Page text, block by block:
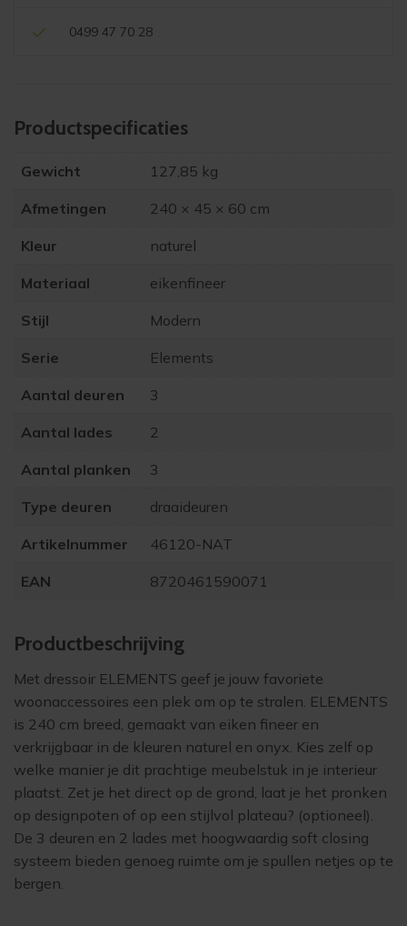
0499 47 70 28
Product­specificaties
Gewicht 127,85 kg
Afmetingen 240 × 45 × 60 cm
Kleur naturel
Materiaal eikenfineer
Stijl Modern
Serie Elements
Aantal deuren 3
Aantal lades 2
Aantal planken 3
Type deuren draaideuren
Artikelnummer 46120-NAT
EAN 8720461590071
Product­beschrijving
Met dressoir ELEMENTS geef je jouw favoriete
woonaccessoires een plek om op te stralen. ELEMENTS
is 240 cm breed, gemaakt van eiken fineer en
verkrijgbaar in de kleuren naturel en onyx. Kies zelf op
welke manier je dit prachtige meubelstuk in je interieur
plaatst. Zet je het direct op de grond, laat je het pronken
op designpoten of op een stijlvol plateau? (optioneel).
De 3 deuren en 2 lades met hoogwaardig soft closing
systeem bieden genoeg ruimte om je spullen netjes op te
bergen.